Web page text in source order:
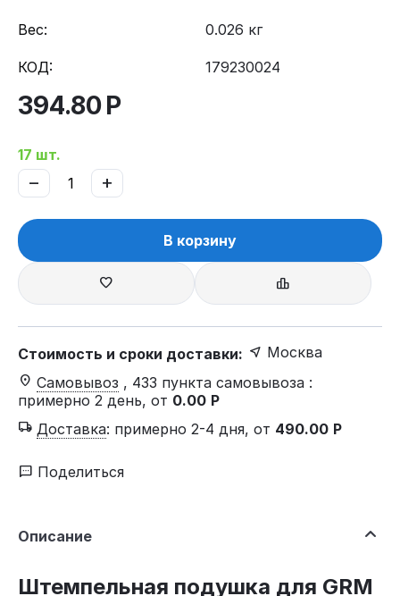
Вес: 0.026 кг
КОД: 179230024
394.80Р
17 шт.
+
−
В корзину
Стоимость и сроки доставки:
Москва
Самовывоз , 433 пункта самовывоза :
примерно 2 день, от 0.00 Р
Доставка: примерно 2-4 дня, от 490.00 Р
Поделиться
Описание
Штемпельная подушка для GRM